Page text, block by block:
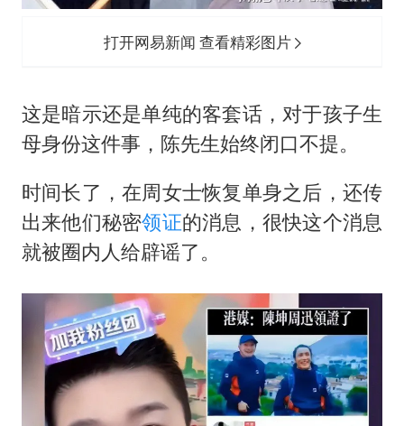
打开网易新闻 查看精彩图片
这是暗示还是单纯的客套话，对于孩子生
母身份这件事，陈先生始终闭口不提。
时间长了，在周女士恢复单身之后，还传
出来他们秘密领证的消息，很快这个消息
就被圈内人给辟谣了。